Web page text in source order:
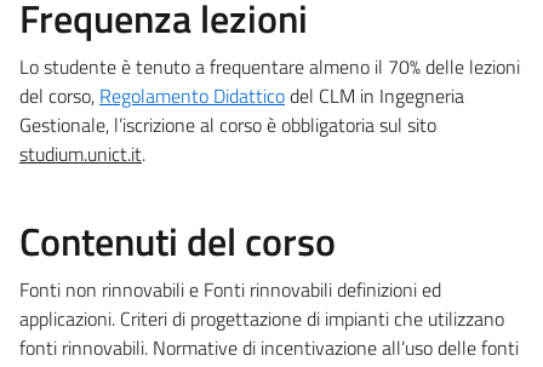
Frequenza lezioni
Lo studente è tenuto a frequentare almeno il 70% delle lezioni
del corso, Regolamento Didatticodel CLM in Ingegneria
Gestionale, l’iscrizione al corso è obbligatoria sul sito
studium.unict.it.
Contenuti del corso
Fonti non rinnovabili e Fonti rinnovabili definizioni ed
applicazioni. Criteri di progettazione di impianti che utilizzano
fonti rinnovabili. Normative di incentivazione all’uso delle fonti